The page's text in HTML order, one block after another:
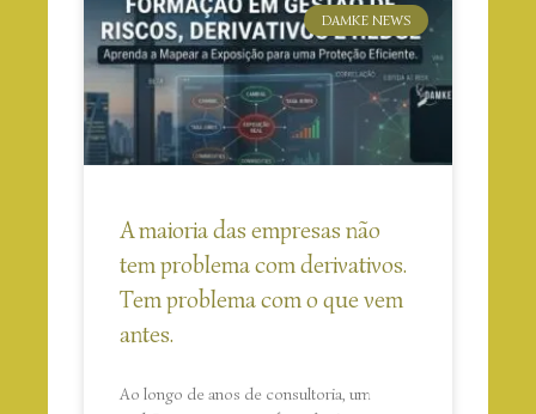
DAMKE NEWS
A maioria das empresas não
tem problema com derivativos.
Tem problema com o que vem
antes.
Ao longo de anos de consultoria, um